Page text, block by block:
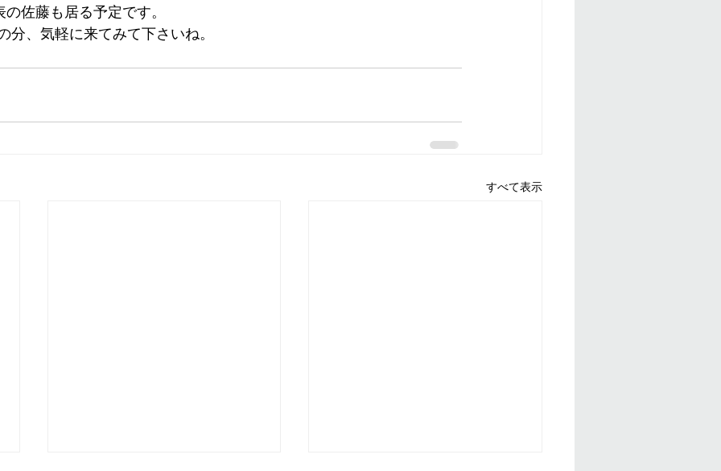
佐藤も居る予定です。
分、気軽に来てみて下さいね。
すべて表示